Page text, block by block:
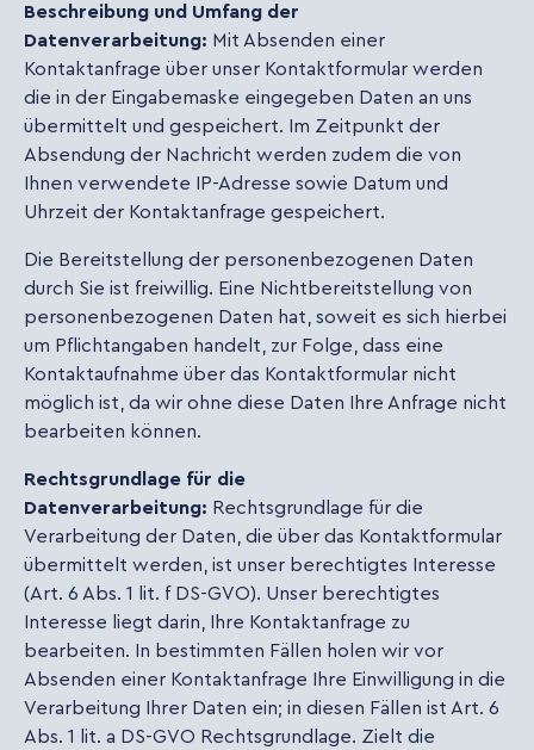
Beschreibung und Umfang der
Datenverarbeitung: Mit Absenden einer
Kontaktanfrage über unser Kontaktformular werden
die in der Eingabemaske eingegeben Daten an uns
übermittelt und gespeichert. Im Zeitpunkt der
Absendung der Nachricht werden zudem die von
Ihnen verwendete IP-Adresse sowie Datum und
Uhrzeit der Kontaktanfrage gespeichert.
Die Bereitstellung der personenbezogenen Daten
durch Sie ist freiwillig. Eine Nichtbereitstellung von
personenbezogenen Daten hat, soweit es sich hierbei
um Pflichtangaben handelt, zur Folge, dass eine
Kontaktaufnahme über das Kontaktformular nicht
möglich ist, da wir ohne diese Daten Ihre Anfrage nicht
bearbeiten können.
Rechtsgrundlage für die
Datenverarbeitung: Rechtsgrundlage für die
Verarbeitung der Daten, die über das Kontaktformular
übermittelt werden, ist unser berechtigtes Interesse
(Art. 6 Abs. 1 lit. f DS-GVO). Unser berechtigtes
Interesse liegt darin, Ihre Kontaktanfrage zu
bearbeiten. In bestimmten Fällen holen wir vor
Absenden einer Kontaktanfrage Ihre Einwilligung in die
Verarbeitung Ihrer Daten ein; in diesen Fällen ist Art. 6
Abs. 1 lit. a DS-GVO Rechtsgrundlage. Zielt die